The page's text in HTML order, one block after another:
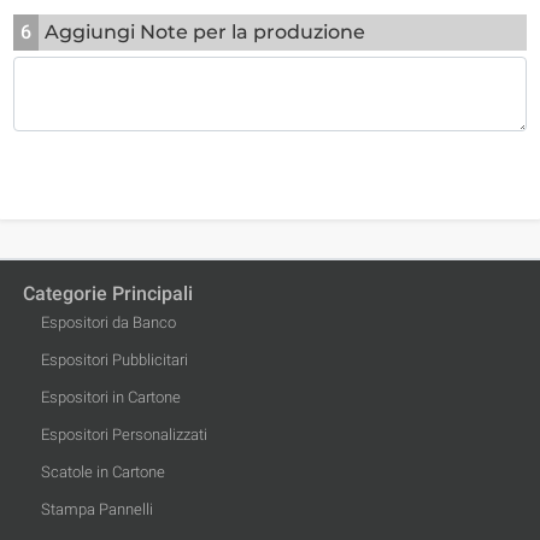
6 Aggiungi Note per la produzione
Categorie Principali
Espositori da Banco
Espositori Pubblicitari
Espositori in Cartone
Espositori Personalizzati
Scatole in Cartone
Stampa Pannelli